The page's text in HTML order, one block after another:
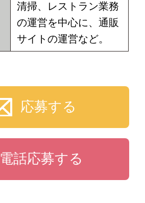
清掃、レストラン業務
の運営を中心に、通販
サイトの運営など。
応募する
電話応募する